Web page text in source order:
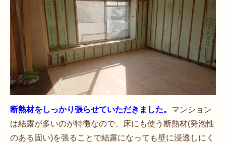
断熱材をしっかり張らせていただきました。 マンション
は結露が多いのが特徴なので、床にも使う断熱材(発泡性
のある固い)を張ることで結露になっても壁に浸透しにく